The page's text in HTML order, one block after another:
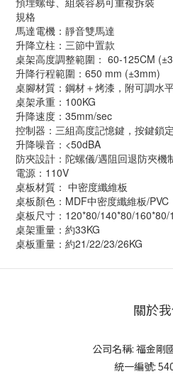
規格
馬達電機：靜音雙馬達
升降立柱：三節中置款
桌架高度調整範圍： 60-125CM
升降行程範圍：650 mm (±3mm)
桌腳材質：鋼材＋烤漆，附可調水
桌架承重：100KG
升降速度：35mm/sec
控制器：三組高度記憶鍵，按鍵鎖
升降噪音：<50dBA
防夾設計：陀螺儀/遇阻回退防夾機
電源：110V
桌板材質： 中密度纖維板
桌板顏色：MDF中密度纖維板/PVC
桌板尺寸：120*80/140*80/160*80/
桌架重量：約33KG
桌板重量：約21/22/23/26KG
關於
公司名稱: 福金剛
統一編號: